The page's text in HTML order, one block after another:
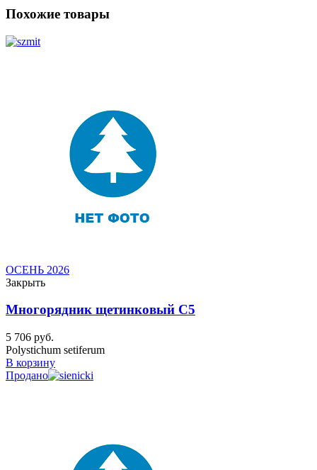
Похожие товары
ОСЕНЬ 2026
Закрыть
Многорядник щетинковый C5
5 706 руб.
Polystichum setiferum
В корзину
Продано